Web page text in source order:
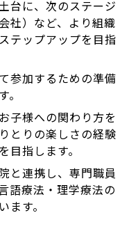
台に、次のステージ
社）など、より組織
テップアップを目指
参加するための準備
子様への関わり方を
とりの楽しさの経験
目指します。
と連携し、専門職員
語療法・理学療法の
す。